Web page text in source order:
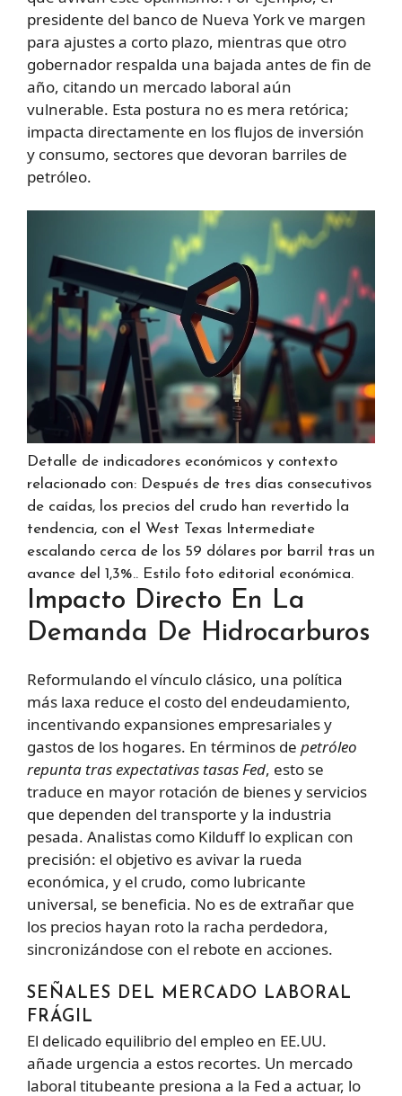
presidente del banco de Nueva York ve margen
para ajustes a corto plazo, mientras que otro
gobernador respalda una bajada antes de fin de
año, citando un mercado laboral aún
vulnerable. Esta postura no es mera retórica;
impacta directamente en los flujos de inversión
y consumo, sectores que devoran barriles de
petróleo.
Detalle de indicadores económicos y contexto
relacionado con: Después de tres días consecutivos
de caídas, los precios del crudo han revertido la
tendencia, con el West Texas Intermediate
escalando cerca de los 59 dólares por barril tras un
avance del 1,3%.. Estilo foto editorial económica.
Impacto Directo En La
Demanda De Hidrocarburos
Reformulando el vínculo clásico, una política
más laxa reduce el costo del endeudamiento,
incentivando expansiones empresariales y
gastos de los hogares. En términos de petróleo
repunta tras expectativas tasas Fed, esto se
traduce en mayor rotación de bienes y servicios
que dependen del transporte y la industria
pesada. Analistas como Kilduff lo explican con
precisión: el objetivo es avivar la rueda
económica, y el crudo, como lubricante
universal, se beneficia. No es de extrañar que
los precios hayan roto la racha perdedora,
sincronizándose con el rebote en acciones.
SEÑALES DEL MERCADO LABORAL
FRÁGIL
El delicado equilibrio del empleo en EE.UU.
añade urgencia a estos recortes. Un mercado
laboral titubeante presiona a la Fed a actuar, lo